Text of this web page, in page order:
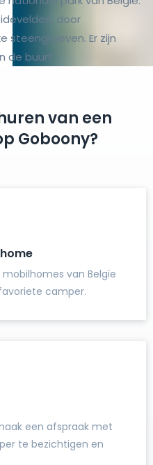
door
steengroeven. Er zijn
de buurt.
van een
Goboony?
van Belgïe
camper.
een afspraak met
te bezichtigen en